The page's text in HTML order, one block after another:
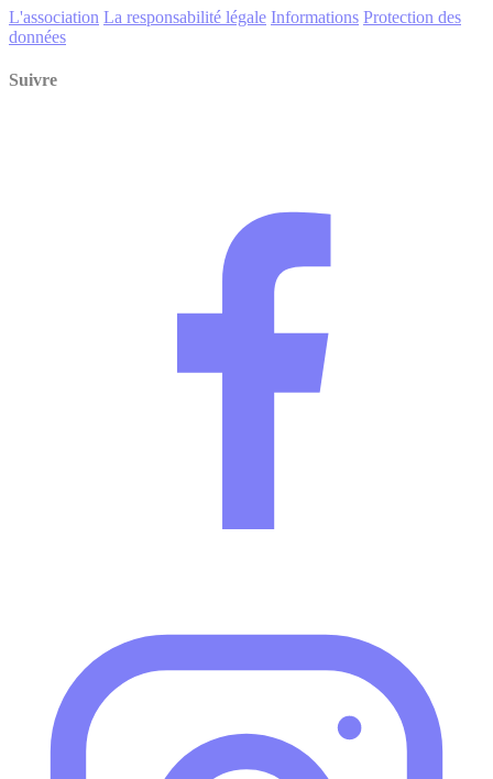
L'association La responsabilité légale Informations Protection des
données
Suivre